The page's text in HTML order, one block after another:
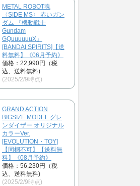
METAL ROBOT魂
〈SIDE MS〉 赤いガン
ダム 『機動戦士
Gundam
GQuuuuuuX』
[BANDAI SPIRITS]【送
料無料】《06月予約》
価格：22,990円（税
込、送料無料)
(2025/2/9時点)
GRAND ACTION
BIGSIZE MODEL グレ
ンダイザー オリジナル
カラーVer.
[EVOLUTION・TOY]
【同梱不可】【送料無
料】《08月予約》
価格：56,230円（税
込、送料無料)
(2025/2/9時点)